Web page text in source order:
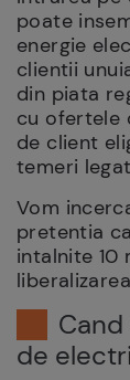
poate
energie
clientii
din piata
cu ofertele
de client
temeri
Vom
pretentia
intalnite 10
de